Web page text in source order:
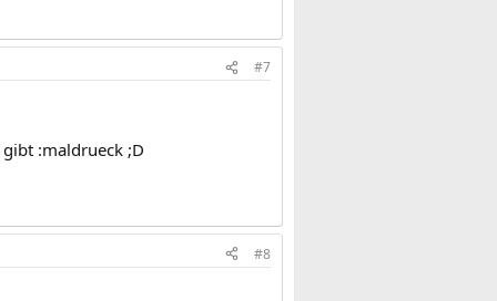
#7
:maldrueck ;D
#8